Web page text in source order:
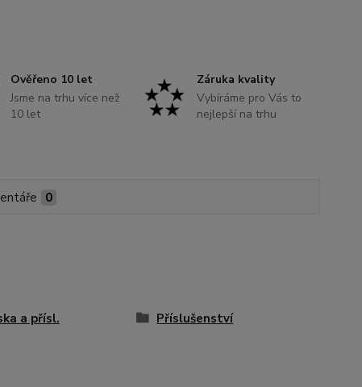
Ověřeno 10 let
Jsme na trhu více než
10 let
Záruka kvality
Vybíráme pro Vás to
nejlepší na trhu
0
a přísl.
Příslušenství